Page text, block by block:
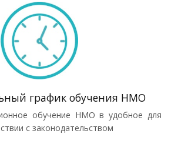
график обучения НМО
обучение НМО в удобное для
с законодательством